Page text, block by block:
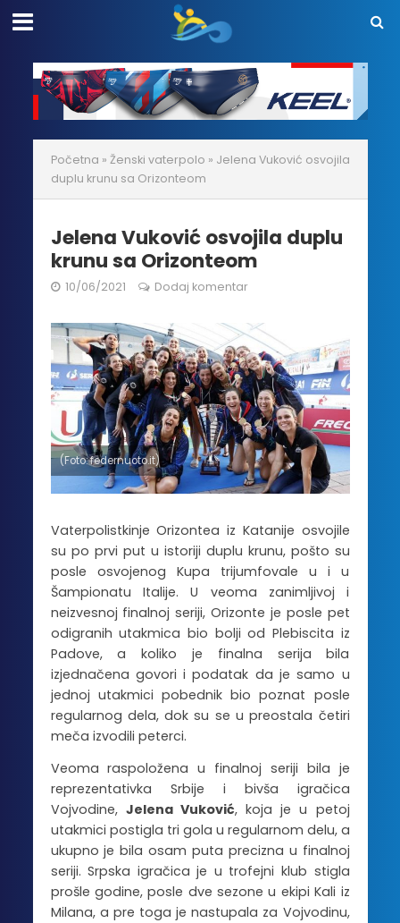
Početna » Ženski vaterpolo » Jelena Vuković osvojila
duplu krunu sa Orizonteom
Jelena Vuković osvojila duplu
krunu sa Orizonteom
10/06/2021 Dodaj komentar
(Foto: federnuoto.it)
Vaterpolistkinje Orizontea iz Katanije osvojile
su po prvi put u istoriji duplu krunu, pošto su
posle osvojenog Kupa trijumfovale u i u
Šampionatu Italije. U veoma zanimljivoj i
neizvesnoj finalnoj seriji, Orizonte je posle pet
odigranih utakmica bio bolji od Plebiscita iz
Padove, a koliko je finalna serija bila
izjednačena govori i podatak da je samo u
jednoj utakmici pobednik bio poznat posle
regularnog dela, dok su se u preostala četiri
meča izvodili peterci.
Veoma raspoložena u finalnoj seriji bila je
reprezentativka Srbije i bivša igračica
Vojvodine, Jelena Vuković, koja je u petoj
utakmici postigla tri gola u regularnom delu, a
ukupno je bila osam puta precizna u finalnoj
seriji. Srpska igračica je u trofejni klub stigla
prošle godine, posle dve sezone u ekipi Kali iz
Milana, a pre toga je nastupala za Vojvodinu,